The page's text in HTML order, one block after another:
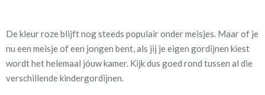
De kleur roze blijft nog steeds populair onder meisjes. Maar of je
nu een meisje of een jongen bent, als jij je eigen gordijnen kiest
wordt het helemaal jóuw kamer. Kijk dus goed rond tussen al die
verschillende kindergordijnen.